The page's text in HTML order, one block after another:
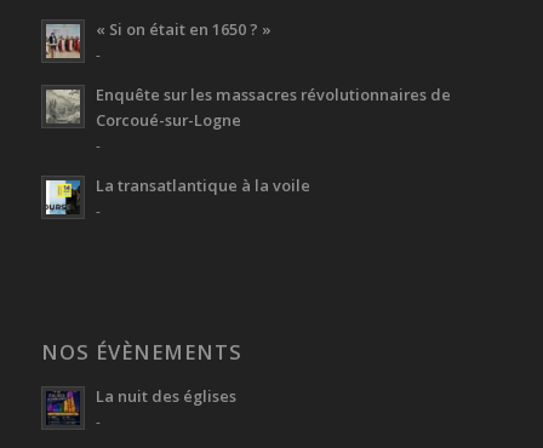
« Si on était en 1650 ? »
-
Enquête sur les massacres révolutionnaires de
Corcoué-sur-Logne
-
La transatlantique à la voile
-
NOS ÉVÈNEMENTS
La nuit des églises
-